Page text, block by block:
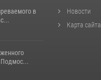
в
Новости
Карта сайта